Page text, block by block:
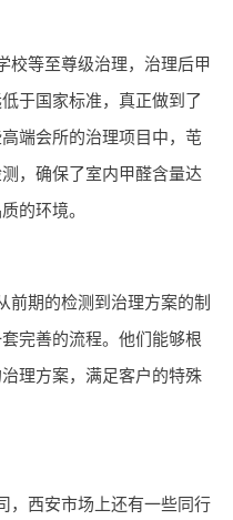
校等至尊级治理，治理后甲
于国家标准，真正做到了
端会所的治理项目中，芚
，确保了室内甲醛含量达
的环境。
前期的检测到治理方案的制
完善的流程。他们能够根
理方案，满足客户的特殊
，西安市场上还有一些同行